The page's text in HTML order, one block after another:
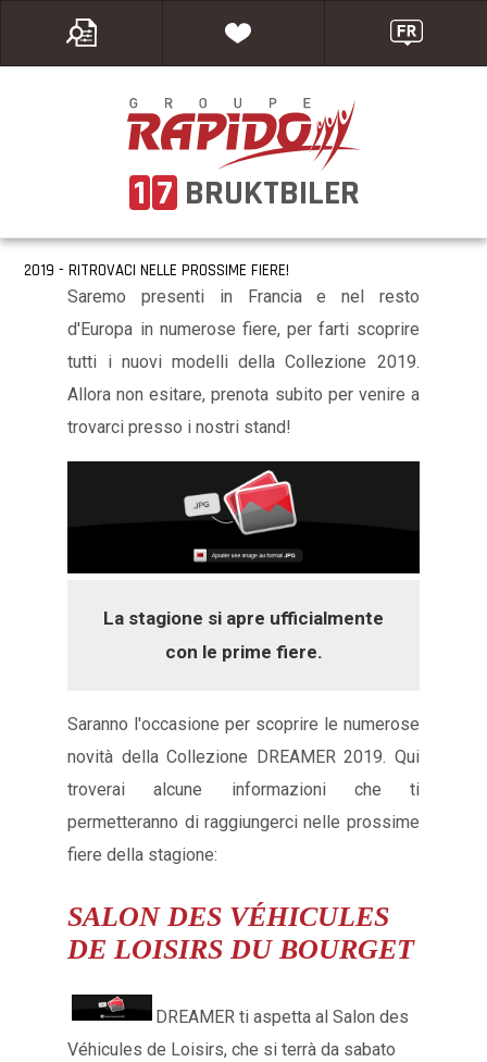
1 7 BRUKTBILER
2019 - RITROVACI NELLE PROSSIME FIERE!
Saremo presenti in Francia e nel resto
d'Europa in numerose fiere, per farti scoprire
tutti i nuovi modelli della Collezione 2019.
Allora non esitare, prenota subito per venire a
trovarci presso i nostri stand!
La stagione si apre ufficialmente
con le prime fiere.
Saranno l'occasione per scoprire le numerose
novità della Collezione DREAMER 2019. Qui
troverai alcune informazioni che ti
permetteranno di raggiungerci nelle prossime
fiere della stagione:
SALON DES VÉHICULES
DE LOISIRS DU BOURGET
DREAMER ti aspetta al Salon des
Véhicules de Loisirs, che si terrà da sabato